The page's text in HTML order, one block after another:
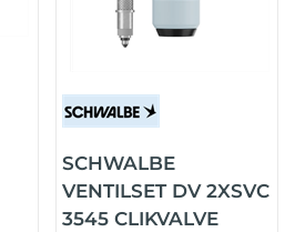
SCHWALBE
VENTILSET DV 2XSVC
3545 CLIKVALVE